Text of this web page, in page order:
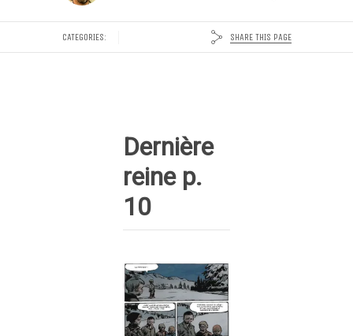
CATEGORIES: SHARE THIS PAGE
Dernière
reine p.
10